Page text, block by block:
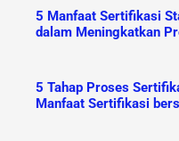
5 Manfaat Sertifikasi
dalam Meningkatkan
5 Tahap Proses
Manfaat Sertifikasi